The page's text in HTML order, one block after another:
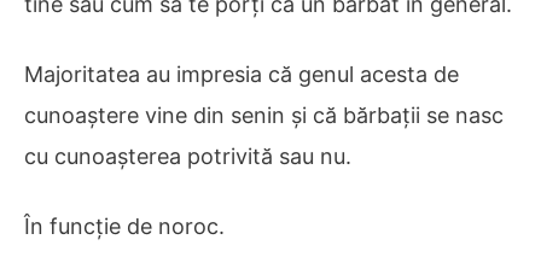
Majoritatea au impresia că genul acesta de
cunoaștere vine din senin și că bărbații se nasc
cu cunoașterea potrivită sau nu.
În funcție de noroc.